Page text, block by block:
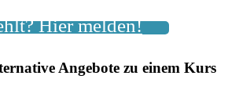
Hier melden!
Angebote zu einem Kurs